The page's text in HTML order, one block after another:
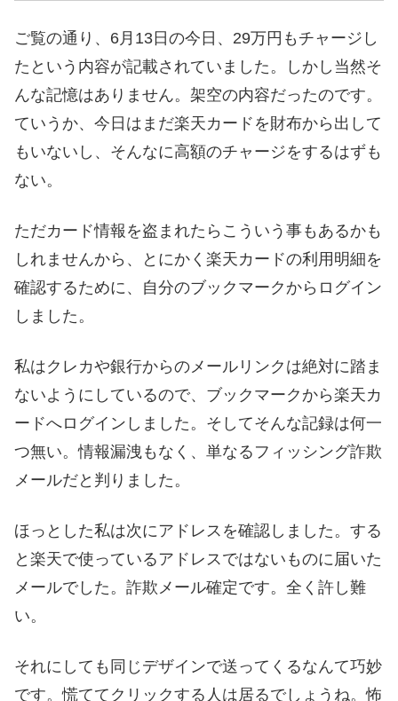
ご覧の通り、6月13日の今日、29万円もチャージし
たという内容が記載されていました。しかし当然そ
んな記憶はありません。架空の内容だったのです。
ていうか、今日はまだ楽天カードを財布から出して
もいないし、そんなに高額のチャージをするはずも
ない。
ただカード情報を盗まれたらこういう事もあるかも
しれませんから、とにかく楽天カードの利用明細を
確認するために、自分のブックマークからログイン
しました。
私はクレカや銀行からのメールリンクは絶対に踏ま
ないようにしているので、ブックマークから楽天カ
ードへログインしました。そしてそんな記録は何一
つ無い。情報漏洩もなく、単なるフィッシング詐欺
メールだと判りました。
ほっとした私は次にアドレスを確認しました。する
と楽天で使っているアドレスではないものに届いた
メールでした。詐欺メール確定です。全く許し難
い。
それにしても同じデザインで送ってくるなんて巧妙
です。慌ててクリックする人は居るでしょうね。怖